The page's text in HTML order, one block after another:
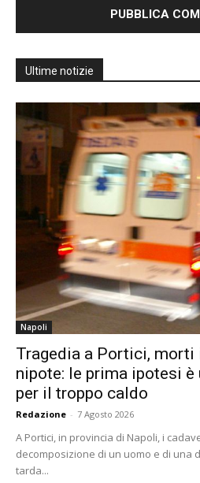
Ultime notizie
Napoli
Tragedia a Portici, morti
nipote: le prima ipotesi
per il troppo caldo
Redazione - 7 Agosto 2026
A Portici, in provincia di Napoli, i
decomposizione di un uomo e di una
tarda...